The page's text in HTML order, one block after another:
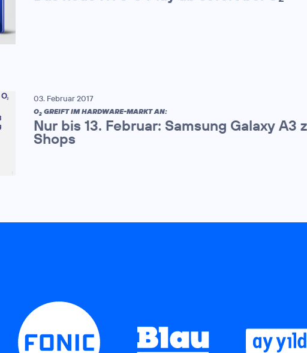
03. Februar 2017
O2 GREIFT IM HARDWARE-MARKT AN:
Nur bis 13. Februar: Samsung Galaxy A3
Shops